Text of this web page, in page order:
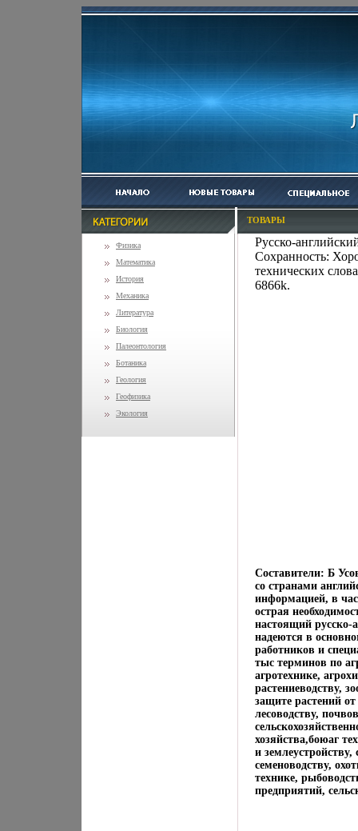
Физика
Математика
История
Механика
Литература
Биология
Палеонтология
Ботаника
Геология
Геофизика
Экология
ТОВАРЫ
Русско-
Сохранность:
технических
6866k.
Составители: Б
со странами
информацией, в
острая
настоящий русско-
надеются в
работников и
тыс терминов по
агротехнике,
растениеводству,
защите растений
лесоводству,
хозяйства,боюаг
и
семеноводству,
технике,
предприятий,